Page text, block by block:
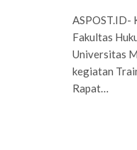
ASPOST.ID-
Fakultas
Universitas
kegiatan
Rapat…